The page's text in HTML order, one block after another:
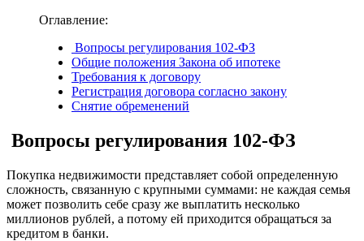
Оглавление:
Вопросы регулирования 102-ФЗ
Общие положения Закона об ипотеке
Требования к договору
Регистрация договора согласно закону
Снятие обременений
Вопросы регулирования 102-ФЗ
Покупка недвижимости представляет собой определенную
сложность, связанную с крупными суммами: не каждая семья
может позволить себе сразу же выплатить несколько
миллионов рублей, а потому ей приходится обращаться за
кредитом в банки.